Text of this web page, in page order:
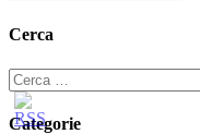
Cerca
Ricerca
per:
Categorie